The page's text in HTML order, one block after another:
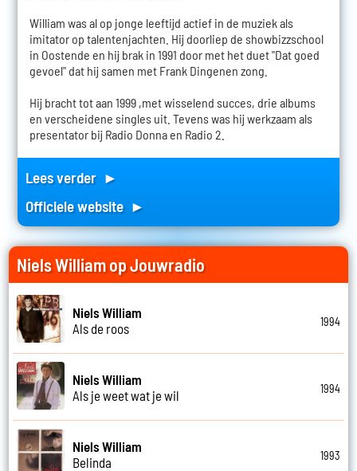
William was al op jonge leeftijd actief in de muziek als
imitator op talentenjachten. Hij doorliep de showbizzschool
in Oostende en hij brak in 1991 door met het duet "Dat goed
gevoel" dat hij samen met Frank Dingenen zong.
Hij bracht tot aan 1999 ,met wisselend succes, drie albums
en verscheidene singles uit. Tevens was hij werkzaam als
presentator bij Radio Donna en Radio 2.
Lees verder ►
Officiele website ►
Niels William op Jouwradio
Niels William
Als de roos
1994
Niels William
Als je weet wat je wil
1994
Niels William
Belinda
1993